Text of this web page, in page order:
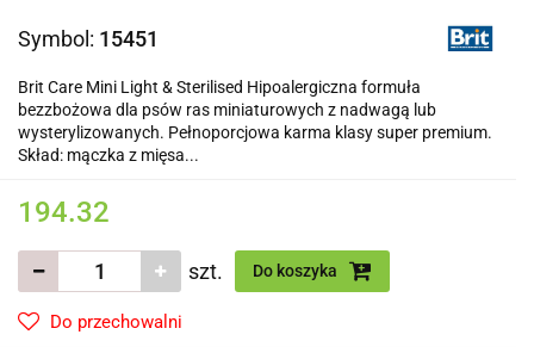
Symbol: 15451
Brit Care Mini Light & Sterilised Hipoalergiczna formuła
bezzbożowa dla psów ras miniaturowych z nadwagą lub
wysterylizowanych. Pełnoporcjowa karma klasy super premium.
Skład: mączka z mięsa...
194.32
szt. Do koszyka
Do przechowalni